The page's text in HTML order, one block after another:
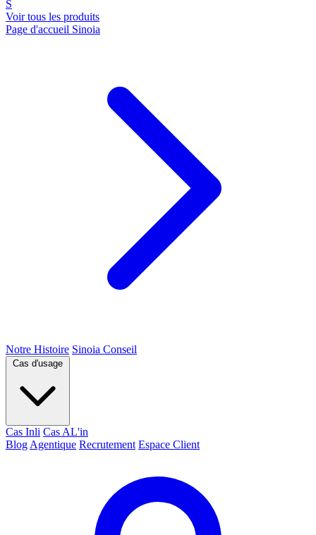
S
Voir tous les produits
Page d'accueil Sinoia
Notre Histoire Sinoia Conseil
Cas d'usage
Cas Inli Cas AL'in
Blog Agentique Recrutement Espace Client